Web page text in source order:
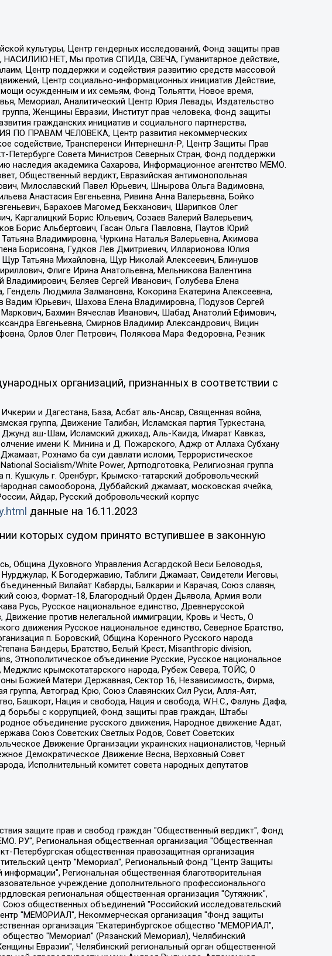
культуры, Центр гендерных исследований, Фонд защиты прав
НАСИЛИЮ.НЕТ, Мы против СПИДа, СВЕЧА, Гуманитарное действие,
Центр поддержки и содействия развитию средств массовой
Центр социально-информационных инициатив Действие,
осужденным и их семьям, Фонд Тольятти, Новое время,
Мемориал, Аналитический Центр Юрия Левады, Издательство
Женщины Евразии, Институт прав человека, Фонд защиты
гражданских инициатив и социального партнерства,
ПО ПРАВАМ ЧЕЛОВЕКА, Центр развития некоммерческих
содействие, Трансперенси Интернешнл-Р, Центр Защиты Прав
Петербурге Совета Министров Северных Стран, Фонд поддержки
наследия академика Сахарова, Информационное агентство МЕМО.
Общественный вердикт, Евразийская антимонопольная
Милославский Павел Юрьевич, Шнырова Ольга Вадимовна,
Анастасия Евгеньевна, Ривина Анна Валерьевна, Бойко
Барахоев Магомед Бекханович, Шарипков Олег
Каргалицкий Борис Юльевич, Созаев Валерий Валерьевич,
Борис Альбертович, Гасан Ольга Павловна, Паутов Юрий
Владимировна, Чуркина Наталья Валерьевна, Акимова
Борисовна, Гудков Лев Дмитриевич, Илларионова Юлия
Татьяна Михайловна, Щур Николай Алексеевич, Блинушов
Флиге Ирина Анатольевна, Мельникова Валентина
Беляев Сергей Иванович, Голубева Елена
Гендель Людмила Залмановна, Кокорина Екатерина Алексеевна,
Юрьевич, Шахова Елена Владимировна, Подузов Сергей
Бахмин Вячеслав Иванович, Шабад Анатолий Ефимович,
Евгеньевна, Смирнов Владимир Александрович, Вицин
Орлов Олег Петрович, Полякова Мара Федоровна, Резник
организаций, признанных в соответствии с
и Дагестана, База, Асбат аль-Ансар, Священная война,
группа, Движение Талибан, Исламская партия Туркестана,
аш-Шам, Исламский джихад, Аль-Каида, Имарат Кавказ,
имени К. Минина и Д. Пожарского, Аджр от Аллаха Субхану
Рохнамо ба суи давлати исломи, Террористическое
Socialism/White Power, Артподготовка, Религиозная группа
Кушкуль г. Оренбург, Крымско-татарский добровольческий
самооборона, Дуббайский джамаат, московская ячейка,
Айдар, Русский добровольческий корпус
данные на 16.11.2023
которых судом принято вступившее в законную
Община Духовного Управления Асгардской Веси Беловодья,
К Богодержавию, Таблиги Джамаат, Свидетели Иеговы,
Вилайат Кабарды, Балкарии и Карачая, Союз славян,
союз, Формат-18, Благородный Орден Дьявола, Армия воли
Русь, Русское национальное единство, Древнерусской
против нелегальной иммиграции, Кровь и Честь, О
движения Русское национальное единство, Северное Братство,
п. Боровский, Община Коренного Русского народа
Бандеры, Братство, Белый Крест, Misanthropic division,
Этнополитическое объединение Русские, Русское национальное
крымскотатарского народа, Рубеж Севера, ТОЙС, О
Божией Матери Державная, Сектор 16, Независимость, Фирма,
Автоград Крю, Союз Славянских Сил Руси, Алля-Аят,
Башкорт, Нация и свобода, Нация и свобода, W.H.С., Фалунь Дафа,
борьбы с коррупцией, Фонд защиты прав граждан, Штабы
объединение русского движения, Народное движение Адат,
Союз Советских Светлых Родов, Совет Советских
Движение Организации украинских националистов, Черный
Демократическое Движение Весна, Верховный Совет
Исполнительный комитет совета народных депутатов
Наше Мнение", Общество с ограниченной ответственностью "Москоу диджитал медиа", с 26.01.2023 Общество с ограниченной ответственностью "Чайка Белые сады", Ветошкина Валерия Валерьевна, Заговора Максим Александрович, Межрегиональное общественное движение "Российская ЛГБТ - сеть", Оленичев Максим Владимирович, Павлов Иван Юрьевич, Скворцова Елена Сергеевна, Общество с ограниченной ответственностью "Как бы инагент", Кочетков Игорь Викторович, Общество с ограниченной ответственностью "Честные выборы", Еланчик Олег Александрович, Общество с ограниченной ответственностью "Нобелевский призыв", Гималова Регина Эмилевна, Григорьев Андрей Валерьевич, Григорьева Алина Александровна, Ассоциация по содействию защите прав призывников, альтернативнослужащих и военнослужащих "Правозащитная группа "Гражданин.Армия.Право", Хисамова Регина Фаритовна, Автономная некоммерческая организация по реализации социально-правовых программ "Лилит", Дальневосточное общественное движение "Маяк", Санкт-Петербургская ЛГБТ-инициативная группа "Выход", Инициативная группа ЛГБТ+ "Реверс", Алексеев Андрей Викторович, Бекбулатова Таисия Львовна, Беляев Иван Михайлович, Владыкина Елена Сергеевна, Гельман Марат Александрович, Никульшина Вероника Юрьевна, Толоконникова Надежда Андреевна, Шендерович Виктор Анатольевич, Общество с ограниченной ответственностью "Данное сообщение", Общество с ограниченной ответственностью Издательский дом "Новая глава", Айнбиндер Александра Александровна, Московский комьюнити-центр для ЛГБТ+инициатив, Благотворительный фонд развития филантропии, Deutsche Welle (Германия, Kurt-Schumacher-Strasse 3, 53113 Bonn), Борзунова Мария Михайловна, Воробьев Виктор Викторович, Голубева Анна Львовна, Константинова Алла Михайловна, Малкова Ирина Владимировна, Мурадов Мурад Абдулгалимович, Осетинская Елизавета Николаевна, Понасенков Евгений Николаевич, Ганапольский Матвей Юрьевич, Киселев Евгений Алексеевич, Борухович Ирина Григорьевна, Дремин Иван Тимофеевич, Дубровский Дмитрий Викторович, Красноярская региональная общественная организация поддержки и развития альтернативных образовательных технологий и межкультурных коммуникаций "ИНТЕРРА", Маяковская Екатерина Алексеевна, Фейгин Марк Захарович, Филимонов Андрей Викторович, Дзугкоева Регина Николаевна, Доброхотов Роман Александрович, Дудь Юрий Александрович, Елкин Сергей Владимирович, Кругликов Кирилл Игоревич, Сабунаева Мария Леонидовна, Семенов Алексей Владимирович, Шаинян Карен Багратович, Шульман Екатерина Михайловна, Асафьев Артур Валерьевич, Вахштайн Виктор Семенович, Венедиктов Алексей Алексеевич, Лушникова Екатерина Евгеньевна, Волков Леонид Михайлович, Невзоров Александр Глебович, Пархоменко Сергей Борисович, Сироткин Ярослав Николаевич, Кара-Мурза Владимир Владимирович, Баранова Наталья Владимировна, Гозман Леонид Яковлевич, Кагарлицкий Борис Юльевич, Климарев Михаил Валерьевич, Милов Владимир Станиславович, Автономная некоммерческая организация Краснодарский центр современного искусства "Типография", Моргенштерн Алишер Тагирович, Соболь Любовь Эдуардовна, Общество с ограниченной ответственностью "ЛИЗА НОРМ", Каспаров Гарри Кимович, Ходорковский Михаил Борисович, Общество с ограниченной ответственностью "Апрельские тезисы", Данилович Ирина Брониславовна, Кашин Олег Владимирович, Петров Николай Владимирович, Пивоваров Алексей Владимирович, Соколов Михаил Владимирович, Цветкова Юлия Владимировна, Чичваркин Евгений Александрович, Комитет против пыток/Команда против пыток, Общество с ограниченной ответственностью "Первый научный", Общество с ограниченной ответственностью "Вертолет и ко", Белоцерковская Вероника Борисовна, Кац Максим Евгеньевич, Лазарева Татьяна Юрьевна, Шаведдинов Руслан Табризович, Яшин Илья Валерьевич, Общество с ограниченной ответственностью "Иноагент ААВ", Алешковский Дмитрий Петрович, Альбац Евгения Марковна, Быков Дмитрий Львович, Галямина Юлия Евгеньевна, Лойко Сергей Леонидович, Мартынов Кирилл Константинович, Медведев Сергей Александрович, Крашенинников Федор Геннадиевич, Гордеева Катерина Вл